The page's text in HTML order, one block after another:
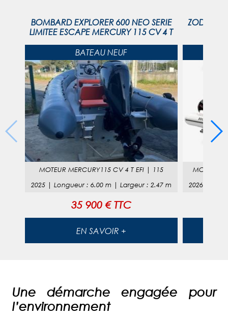
BOMBARD EXPLORER 600 NEO SERIE
LIMITEE ESCAPE MERCURY 115 CV 4 T
BATEAU NEUF
MOTEUR MERCURY115 CV 4 T EFI |
115
2025 |Longueur :6.00 m |Largeur :2.47 m
35 900 € TTC
EN SAVOIR +
ZODIAC
MOTEUR
2026
Une démarche engagée pour
l’environnement